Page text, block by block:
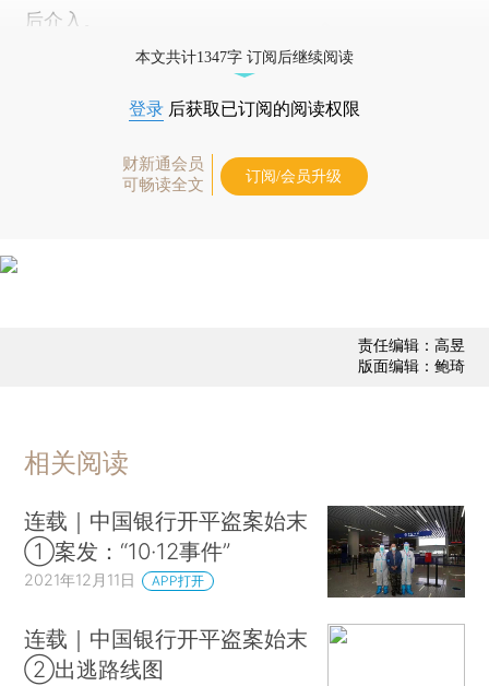
后介入。
本文共计1347字 订阅后继续阅读
登录 后获取已订阅的阅读权限
财新通会员
可畅读全文
订阅/会员升级
责任编辑：高昱
版面编辑：鲍琦
相关阅读
连载｜中国银行开平盗案始末
①案发：“10·12事件”
2021年12月11日 APP打开
连载｜中国银行开平盗案始末
②出逃路线图